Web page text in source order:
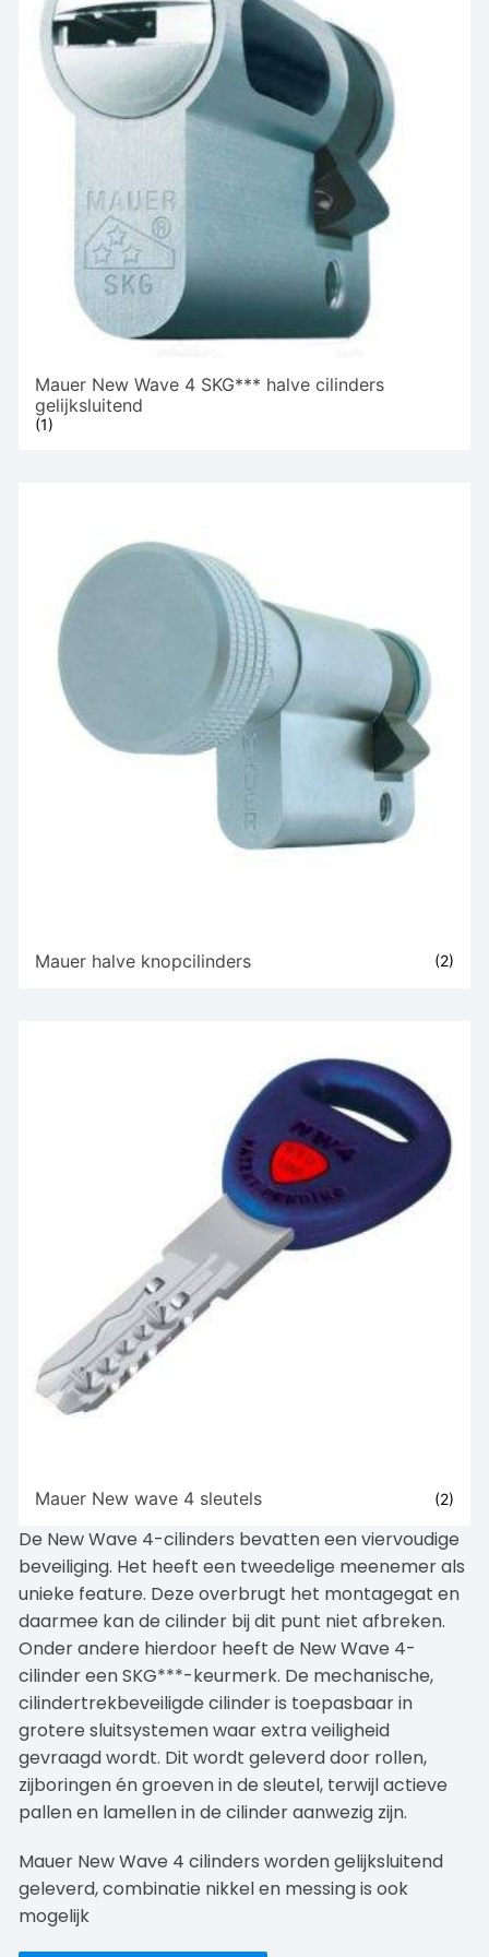
Mauer New Wave 4 SKG*** halve cilinders
gelijksluitend
(1)
Mauer halve knopcilinders (2)
Mauer New wave 4 sleutels (2)
De New Wave 4-cilinders bevatten een viervoudige
beveiliging. Het heeft een tweedelige meenemer als
unieke feature. Deze overbrugt het montagegat en
daarmee kan de cilinder bij dit punt niet afbreken.
Onder andere hierdoor heeft de New Wave 4-
cilinder een SKG***-keurmerk. De mechanische,
cilindertrekbeveiligde cilinder is toepasbaar in
grotere sluitsystemen waar extra veiligheid
gevraagd wordt. Dit wordt geleverd door rollen,
zijboringen én groeven in de sleutel, terwijl actieve
pallen en lamellen in de cilinder aanwezig zijn.
Mauer New Wave 4 cilinders worden gelijksluitend
geleverd, combinatie nikkel en messing is ook
mogelijk